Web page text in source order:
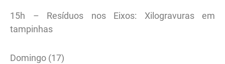
15h – Resíduos nos Eixos: Xilogravuras em
tampinhas
Domingo (17)